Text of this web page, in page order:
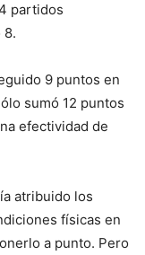
partidos
8.
9 puntos en
sumó 12 puntos
efectividad de
atribuido los
físicas en
a punto. Pero